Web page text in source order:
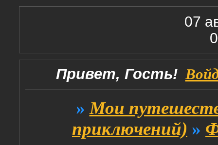
07
Привет, Гость!
» Мои
приключений) »